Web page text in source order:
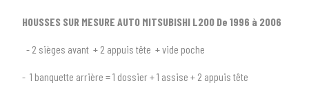
SÉLECTIONNEZ LE TYPE DE VOTRE VÉHICULE
Tous les types
HOUSSES SUR MESURE AUTO MITSUBISHI L200 De 1996 à 2006
- 2 sièges avant + 2 appuis tête + vide poche
- 1 banquette arrière = 1 dossier + 1 assise + 2 appuis tête